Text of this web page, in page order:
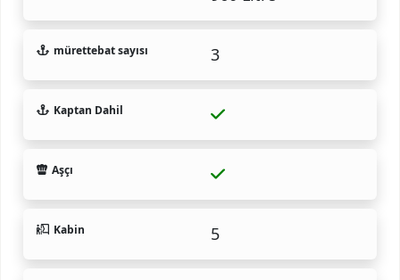
mürettebat sayısı 3
Kaptan Dahil
Aşçı
Kabin 5